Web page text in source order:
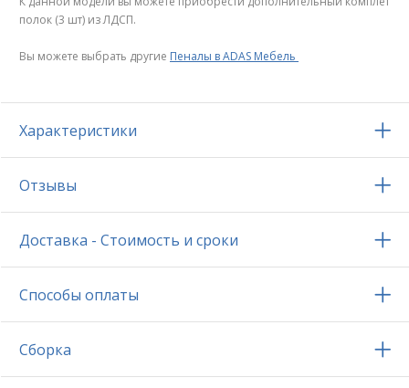
полок (3 шт) из ЛДСП.
Вы можете выбрать другие Пеналы в ADAS Мебель
Характеристики
Отзывы
Доставка - Стоимость и сроки
Способы оплаты
Сборка